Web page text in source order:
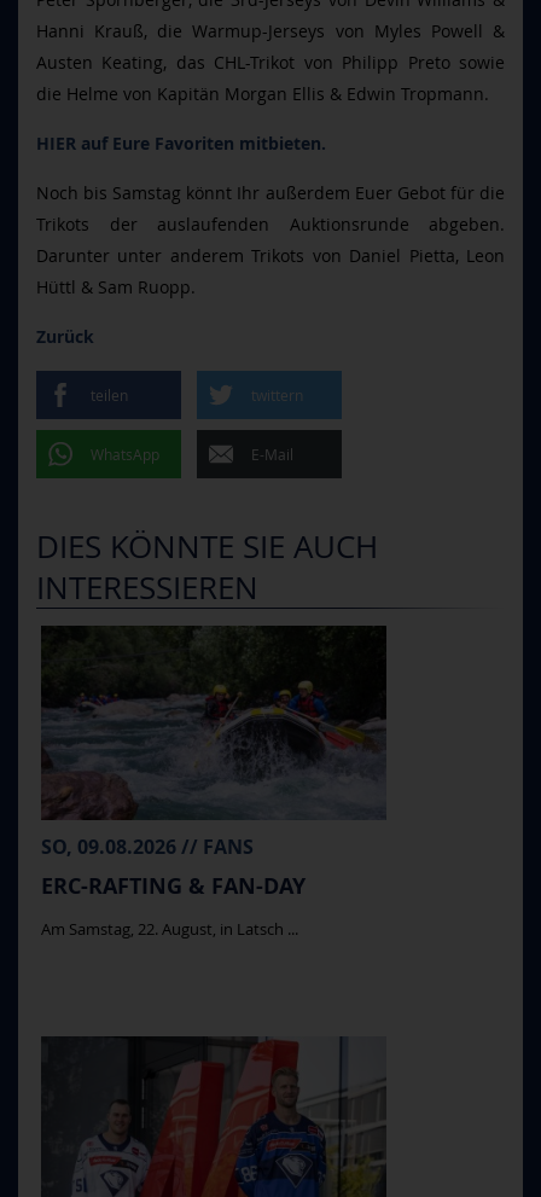
Hanni Krauß, die Warmup-Jerseys von Myles Powell &
Austen Keating, das CHL-Trikot von Philipp Preto sowie
die Helme von Kapitän Morgan Ellis & Edwin Tropmann.
HIER auf Eure Favoriten mitbieten.
Noch bis Samstag könnt Ihr außerdem Euer Gebot für die
Trikots der auslaufenden Auktionsrunde abgeben.
Darunter unter anderem Trikots von Daniel Pietta, Leon
Hüttl & Sam Ruopp.
Zurück
teilen twittern
WhatsApp E-Mail
DIES KÖNNTE SIE AUCH
INTERESSIEREN
SO, 09.08.2026 // FANS
ERC-RAFTING & FAN-DAY
Am Samstag, 22. August, in Latsch ...